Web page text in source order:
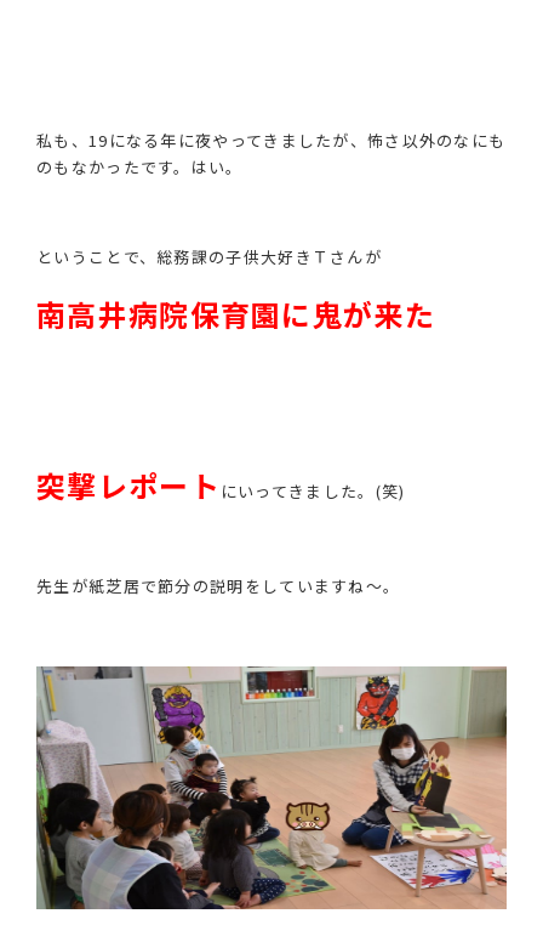
私も、19になる年に夜やってきましたが、怖さ以外のなにも
のもなかったです。はい。
ということで、総務課の子供大好きＴさんが
南高井病院保育園に鬼が来た
突撃レポート にいってきました。(笑)
先生が紙芝居で節分の説明をしていますね～。